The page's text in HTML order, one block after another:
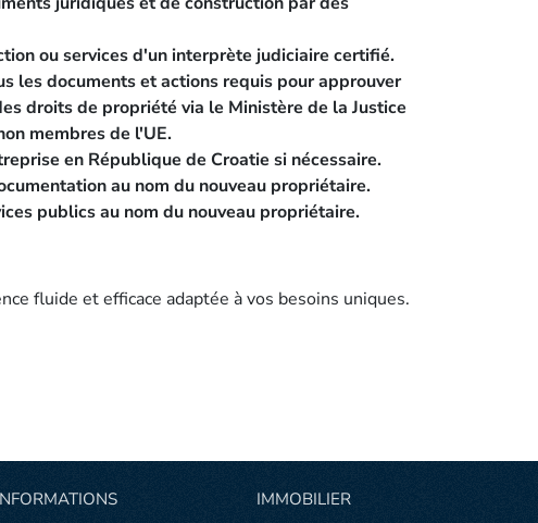
ou services d'un interprète judiciaire certifié.
les documents et actions requis pour approuver
droits de propriété via le Ministère de la Justice
membres de l'UE.
en République de Croatie si nécessaire.
au nom du nouveau propriétaire.
publics au nom du nouveau propriétaire.
fluide et efficace adaptée à vos besoins uniques.
IMMOBILIER